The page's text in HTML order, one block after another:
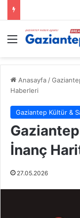
Menü
Anasayfa /
Haberleri
Gaziantep Kültür &
İnanç
27.05.2026